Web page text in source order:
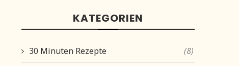
KATEGORIEN
30 Minuten Rezepte (8)